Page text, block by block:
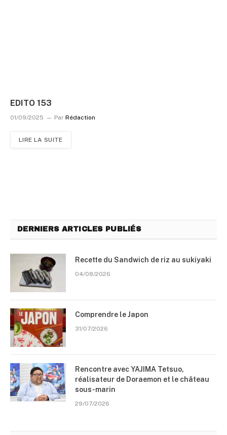
EDITO 153
01/09/2025 Par Rédaction
LIRE LA SUITE
DERNIERS ARTICLES PUBLIÉS
Recette du Sandwich de riz au sukiyaki
04/08/2026
Comprendre le Japon
31/07/2026
Rencontre avec YAJIMA Tetsuo,
réalisateur de Doraemon et le château
sous-marin
29/07/2026